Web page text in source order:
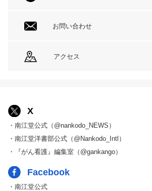
お問い合わせ
アクセス
X
・南江堂公式（@nankodo_NEWS）
・南江堂洋書部公式（@Nankodo_Intl）
・『がん看護』編集室（@gankango）
Facebook
・南江堂公式